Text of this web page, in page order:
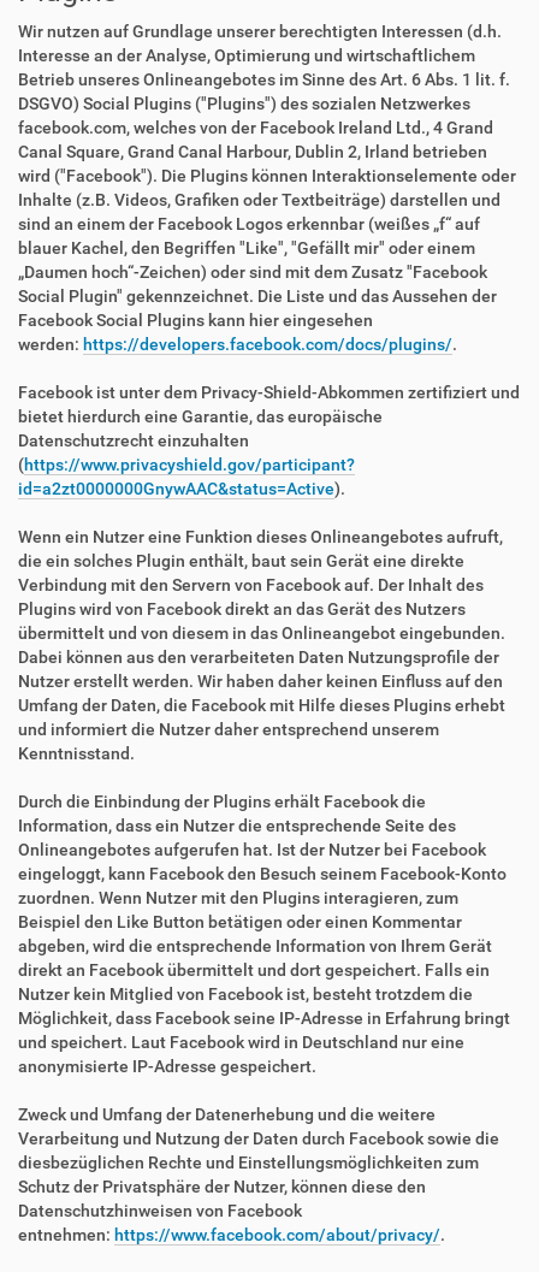
Wir nutzen auf Grundlage unserer berechtigten Interessen (d.h.
Interesse an der Analyse, Optimierung und wirtschaftlichem
Betrieb unseres Onlineangebotes im Sinne des Art. 6 Abs. 1 lit. f.
DSGVO) Social Plugins ("Plugins") des sozialen Netzwerkes
facebook.com, welches von der Facebook Ireland Ltd., 4 Grand
Canal Square, Grand Canal Harbour, Dublin 2, Irland betrieben
wird ("Facebook"). Die Plugins können Interaktionselemente oder
Inhalte (z.B. Videos, Grafiken oder Textbeiträge) darstellen und
sind an einem der Facebook Logos erkennbar (weißes „f“ auf
blauer Kachel, den Begriffen "Like", "Gefällt mir" oder einem
„Daumen hoch“-Zeichen) oder sind mit dem Zusatz "Facebook
Social Plugin" gekennzeichnet. Die Liste und das Aussehen der
Facebook Social Plugins kann hier eingesehen
werden: https://developers.facebook.com/docs/plugins/.
Facebook ist unter dem Privacy-Shield-Abkommen zertifiziert und
bietet hierdurch eine Garantie, das europäische
Datenschutzrecht einzuhalten
(https://www.privacyshield.gov/participant?
id=a2zt0000000GnywAAC&status=Active).
Wenn ein Nutzer eine Funktion dieses Onlineangebotes aufruft,
die ein solches Plugin enthält, baut sein Gerät eine direkte
Verbindung mit den Servern von Facebook auf. Der Inhalt des
Plugins wird von Facebook direkt an das Gerät des Nutzers
übermittelt und von diesem in das Onlineangebot eingebunden.
Dabei können aus den verarbeiteten Daten Nutzungsprofile der
Nutzer erstellt werden. Wir haben daher keinen Einfluss auf den
Umfang der Daten, die Facebook mit Hilfe dieses Plugins erhebt
und informiert die Nutzer daher entsprechend unserem
Kenntnisstand.
Durch die Einbindung der Plugins erhält Facebook die
Information, dass ein Nutzer die entsprechende Seite des
Onlineangebotes aufgerufen hat. Ist der Nutzer bei Facebook
eingeloggt, kann Facebook den Besuch seinem Facebook-Konto
zuordnen. Wenn Nutzer mit den Plugins interagieren, zum
Beispiel den Like Button betätigen oder einen Kommentar
abgeben, wird die entsprechende Information von Ihrem Gerät
direkt an Facebook übermittelt und dort gespeichert. Falls ein
Nutzer kein Mitglied von Facebook ist, besteht trotzdem die
Möglichkeit, dass Facebook seine IP-Adresse in Erfahrung bringt
und speichert. Laut Facebook wird in Deutschland nur eine
anonymisierte IP-Adresse gespeichert.
Zweck und Umfang der Datenerhebung und die weitere
Verarbeitung und Nutzung der Daten durch Facebook sowie die
diesbezüglichen Rechte und Einstellungsmöglichkeiten zum
Schutz der Privatsphäre der Nutzer, können diese den
Datenschutzhinweisen von Facebook
entnehmen: https://www.facebook.com/about/privacy/.